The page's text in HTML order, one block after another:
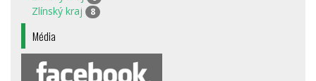
Zlínský kraj 8
Média